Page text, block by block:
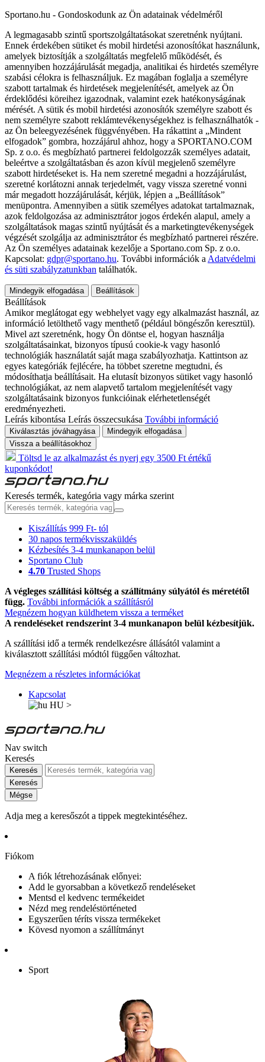
Sportano.hu - Gondoskodunk az Ön adatainak védelméről
A legmagasabb szintű sportszolgáltatásokat szeretnénk nyújtani.
Ennek érdekében sütiket és mobil hirdetési azonosítókat használunk,
amelyek biztosítják a szolgáltatás megfelelő működését, és
amennyiben hozzájárulását megadja, analitikai és hirdetés személyre
szabási célokra is felhasználjuk. Ez magában foglalja a személyre
szabott tartalmak és hirdetések megjelenítését, amelyek az Ön
érdeklődési köreihez igazodnak, valamint ezek hatékonyságának
mérését. A sütik és mobil hirdetési azonosítók személyre szabott és
nem személyre szabott reklámtevékenységekhez is felhasználhatók -
az Ön beleegyezésének függvényében. Ha rákattint a „Mindent
elfogadok” gombra, hozzájárul ahhoz, hogy a SPORTANO.COM
Sp. z o.o. és megbízható partnerei feldolgozzák személyes adatait,
beleértve a szolgáltatásban és azon kívül megjelenő személyre
szabott hirdetéseket is. Ha nem szeretné megadni a hozzájárulást,
szeretné korlátozni annak terjedelmét, vagy vissza szeretné vonni
már megadott hozzájárulását, kérjük, lépjen a „Beállítások”
menüpontra. Amennyiben a sütik személyes adatokat tartalmaznak,
azok feldolgozása az adminisztrátor jogos érdekén alapul, amely a
szolgáltatások magas szintű nyújtását és a marketingtevékenységek
végzését szolgálja az adminisztrátor és megbízható partnerei részére.
Az Ön személyes adatainak kezelője a Sportano.com Sp. z o.o.
Kapcsolat: gdpr@sportano.hu. További információk a Adatvédelmi
és süti szabályzatunkban találhatók.
Mindegyik elfogadása Beállítások
Beállítások
Amikor meglátogat egy webhelyet vagy egy alkalmazást használ, az
információ letölthető vagy menthető (például böngészőn keresztül).
Mivel azt szeretnénk, hogy Ön döntse el, hogyan használja
szolgáltatásainkat, bizonyos típusú cookie-k vagy hasonló
technológiák használatát saját maga szabályozhatja. Kattintson az
egyes kategóriák fejlécére, ha többet szeretne megtudni, és
módosíthatja beállításait. Ha elutasít bizonyos sütiket vagy hasonló
technológiákat, az nem alapvető tartalom megjelenítését vagy
szolgáltatásaink bizonyos funkcióinak elérhetetlenségét
eredményezheti.
Leírás kibontása Leírás összecsukása További információ
Kiválasztás jóváhagyása
Mindegyik elfogadása
Vissza a beállításokhoz
Töltsd le az alkalmazást és nyerj egy 3500 Ft értékű
kuponkódot!
Keresés termék, kategória vagy márka szerint
Kiszállítás 999 Ft- tól
30 napos termékvisszaküldés
Kézbesítés 3-4 munkanapon belül
Sportano Club
4.70 Trusted Shops
A végleges szállítási költség a szállítmány súlyától és méretétől
függ. További információk a szállításról
Megnézem hogyan küldhetem vissza a terméket
A rendeléseket rendszerint 3-4 munkanapon belül kézbesítjük.
A szállítási idő a termék rendelkezésre állásától valamint a
kiválasztott szállítási módtól függően változhat.
Megnézem a részletes információkat
Kapcsolat
HU >
Nav switch
Keresés
Keresés
Keresés
Mégse
Adja meg a keresőszót a tippek megtekintéséhez.
Fiókom
A fiók létrehozásának előnyei:
Add le gyorsabban a következő rendeléseket
Mentsd el kedvenc termékeidet
Nézd meg rendeléstörténeted
Egyszerűen téríts vissza termékeket
Kövesd nyomon a szállítmányt
Sport